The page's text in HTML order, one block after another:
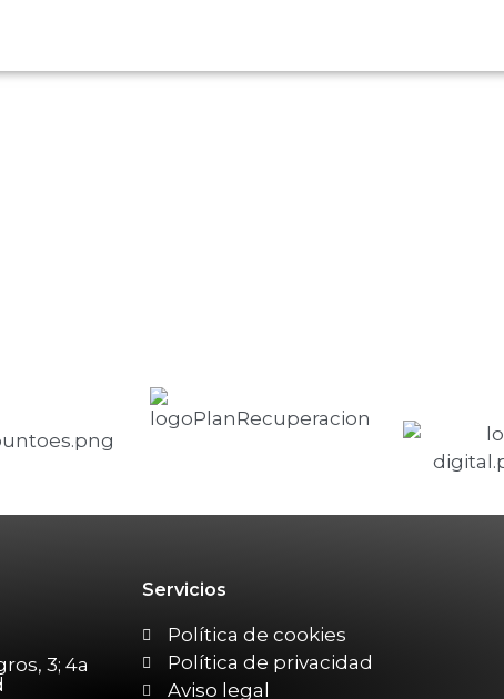
3; 4a
Servicios
Política de cookies
Política de privacidad
Aviso legal